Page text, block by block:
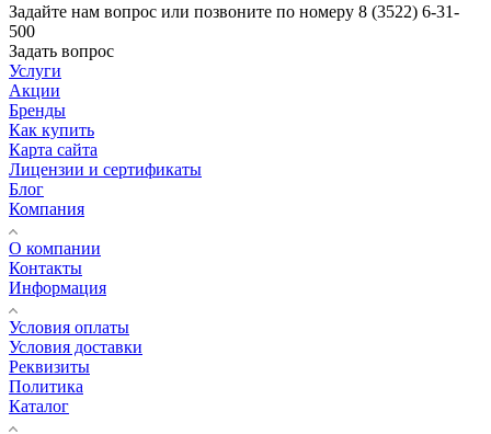
Задайте нам вопрос или позвоните по номеру 8 (3522) 6-31-
500
Задать вопрос
Услуги
Акции
Бренды
Как купить
Карта сайта
Лицензии и сертификаты
Блог
Компания
О компании
Контакты
Информация
Условия оплаты
Условия доставки
Реквизиты
Политика
Каталог